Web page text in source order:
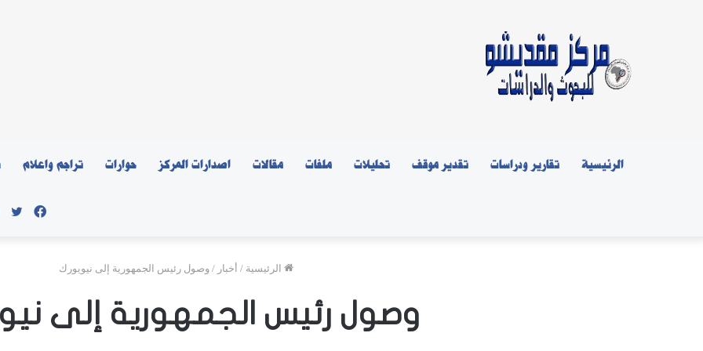
الرئيسية تقارير ودراسات تقدير موقف تحليلات ملفات مقالات اصدارات المركز حوارات تراجم واعلام
الرئيسية / أخبار / وصول رئيس الجمهورية إلى نيويورك
وصول رئيس الجمهورية إلى